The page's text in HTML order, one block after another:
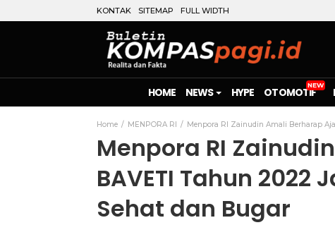
KONTAK SITEMAP FULL WIDTH
HOME NEWS HYPE OTOMOTIF
Home MENPORA RI Menpora RI Zainudin Amali Berharap
Menpora RI
BAVETI Tahun
Sehat dan Bugar